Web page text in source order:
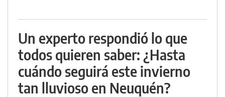
Un experto respondió lo que
todos quieren saber: ¿Hasta
cuándo seguirá este invierno
tan lluvioso en Neuquén?